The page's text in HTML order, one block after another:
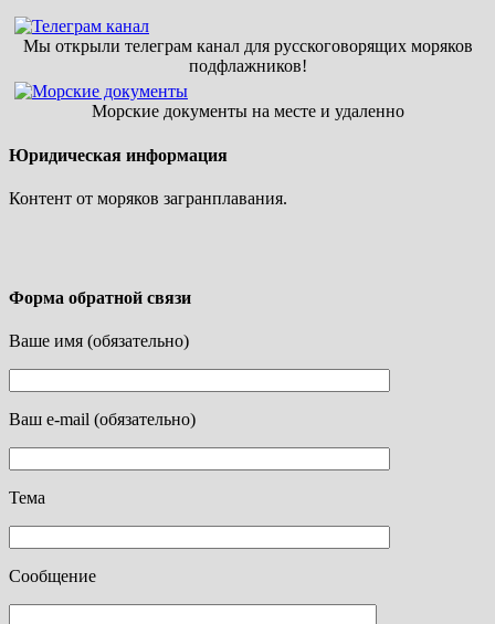
Мы открыли телеграм канал для русскоговорящих моряков
подфлажников!
Морские документы на месте и удаленно
Юридическая информация
Контент от моряков загранплавания.
Форма обратной связи
Ваше имя (обязательно)
Ваш e-mail (обязательно)
Тема
Сообщение